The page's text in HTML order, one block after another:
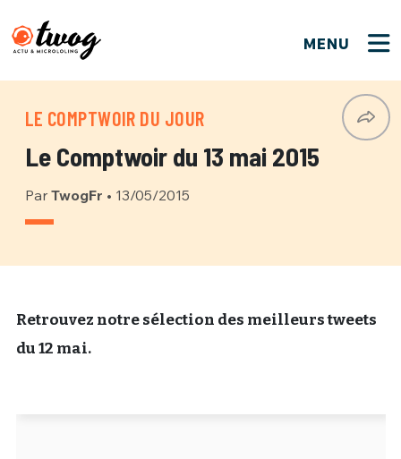
MENU
LE COMPTWOIR DU JOUR
Le Comptwoir du 13 mai 2015
Par TwogFr • 13/05/2015
Retrouvez notre sélection des meilleurs tweets
du 12 mai.
PSEUDO*
Connexion
MOT DE PASSE Mot de passe perdu ?
FERMER
VOTRE PARTICIPATION
Que souhaitez-vous proposer ?
Quelques tweets